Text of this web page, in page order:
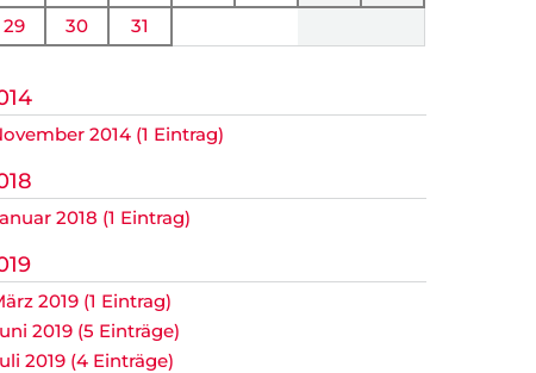
29
30 31
2014 (1 Eintrag)
2018 (1 Eintrag)
2019 (1 Eintrag)
2019 (5 Einträge)
2019 (4 Einträge)